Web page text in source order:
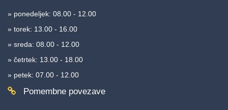
» ponedeljek: 08.00 - 12.00
» torek: 13.00 - 16.00
» sreda: 08.00 - 12.00
» četrtek: 13.00 - 18.00
» petek: 07.00 - 12.00
Pomembne povezave